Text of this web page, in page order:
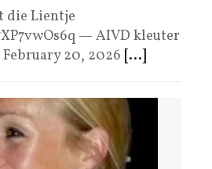
die Lientje
— AIVD kleuter
20, 2026 [...]